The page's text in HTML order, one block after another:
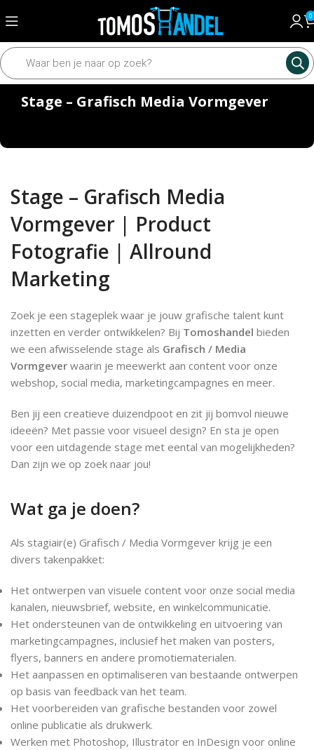
0
Stage – Grafisch Media Vormgever
Stage – Grafisch Media
Vormgever | Product
Fotografie | Allround
Marketing
Zoek je een stageplek waar je jouw grafische talent kunt
inzetten en verder ontwikkelen? Bij Tomoshandel bieden
we een afwisselende stage als Grafisch / Media
Vormgever waarin je meewerkt aan content voor onze
webshop, social media, marketingcampagnes en meer.
Ben jij een creatieve duizendpoot en zit jij bomvol nieuwe
ideeën? Met passie voor visueel design? En sta je open
voor een uitdagende stage met eental van mogelijkheden?
Dan zijn we op zoek naar jou!
Wat ga je doen?
Als stagiair(e) Grafisch / Media Vormgever krijg je een
divers takenpakket:
Het ontwerpen van visuele content voor onze social media
kanalen, nieuwsbrief, website, en winkelcommunicatie.
Het ondersteunen van de ontwikkeling en uitvoering van
marketingcampagnes, inclusief het maken van posters,
flyers, banners en andere promotiematerialen.
Het aanpassen en optimaliseren van bestaande ontwerpen
op basis van feedback van het team.
Het voorbereiden van grafische bestanden voor zowel
online publicatie als drukwerk.
Werken met Photoshop, Illustrator en InDesign voor online